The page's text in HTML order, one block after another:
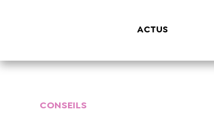
ACTUS
CONSEILS